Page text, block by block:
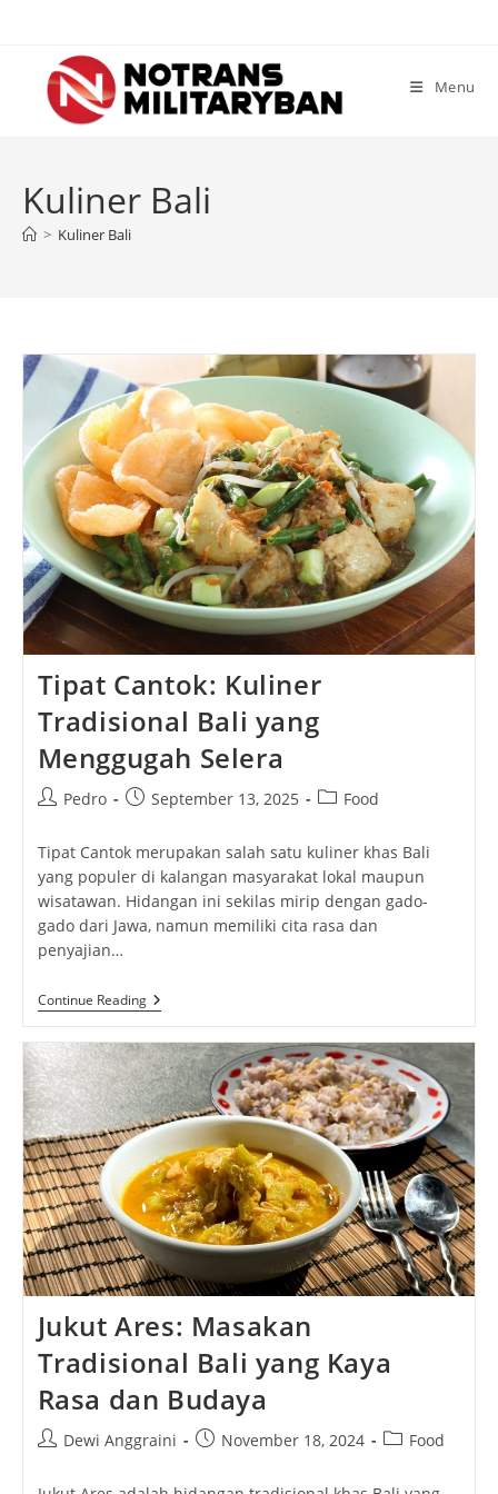
content
Menu
Kuliner Bali
> Kuliner Bali
Tipat Cantok: Kuliner
Tradisional Bali yang
Menggugah Selera
PostPedro
PostSeptember 13, 2025
PostFood
Tipat Cantok merupakan salah satu kuliner khas Bali
yang populer di kalangan masyarakat lokal maupun
wisatawan. Hidangan ini sekilas mirip dengan gado-
gado dari Jawa, namun memiliki cita rasa dan
penyajian…
Continue ReadingTipat
Cantok:
Tradisional
Bali
Yang
Menggugah
Selera
Jukut Ares: Masakan
Tradisional Bali yang Kaya
Rasa dan Budaya
PostDewi Anggraini
PostNovember 18, 2024
PostFood